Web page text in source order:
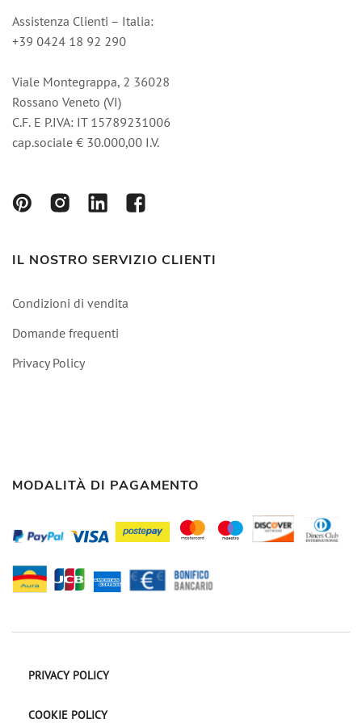
Assistenza Clienti – Italia:
+39 0424 18 92 290
Viale Montegrappa, 2 36028
Rossano Veneto (VI)
C.F. E P.IVA: IT 15789231006
cap.sociale € 30.000,00 I.V.
IL NOSTRO SERVIZIO CLIENTI
Condizioni di vendita
Domande frequenti
Privacy Policy
MODALITÀ DI PAGAMENTO
PRIVACY POLICY
COOKIE POLICY